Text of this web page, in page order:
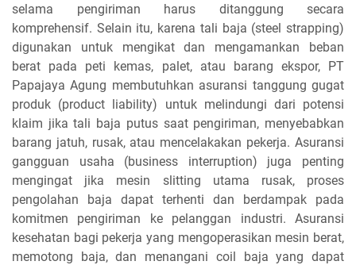
selama pengiriman harus ditanggung secara
komprehensif. Selain itu, karena tali baja (steel strapping)
digunakan untuk mengikat dan mengamankan beban
berat pada peti kemas, palet, atau barang ekspor, PT
Papajaya Agung membutuhkan asuransi tanggung gugat
produk (product liability) untuk melindungi dari potensi
klaim jika tali baja putus saat pengiriman, menyebabkan
barang jatuh, rusak, atau mencelakakan pekerja. Asuransi
gangguan usaha (business interruption) juga penting
mengingat jika mesin slitting utama rusak, proses
pengolahan baja dapat terhenti dan berdampak pada
komitmen pengiriman ke pelanggan industri. Asuransi
kesehatan bagi pekerja yang mengoperasikan mesin berat,
memotong baja, dan menangani coil baja yang dapat